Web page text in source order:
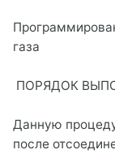
газа
ПОРЯДОК
Данную
после